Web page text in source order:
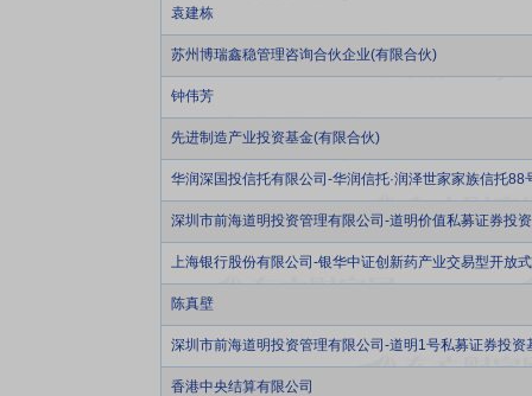
袁建栋
苏州博瑞鑫稳管理咨询合伙企业(有限合伙)
钟伟芳
先进制造产业投资基金(有限合伙)
华润深国投信托有限公司-华润信托·润泽世家家族信托88
深圳市前海道明投资管理有限公司-道明价值私募证券投
上海银行股份有限公司-银华中证创新药产业交易型开放
陈真壁
深圳市前海道明投资管理有限公司-道明1号私募证券投资
香港中央结算有限公司